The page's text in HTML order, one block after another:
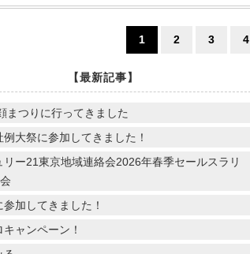
1 2 3 4
【最新記事】
まつりに行ってきました
例大祭に参加してきました！
リー21東京地域連絡会2026年春季セールスラリ
加してきました！
ャンペーン！